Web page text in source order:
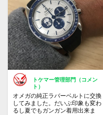
トケマー管理部門（コメン
ト）
オメガの純正ラバーベルトに交換
してみました。だいぶ印象も変わ
るし夏でもガンガン着用出来ま